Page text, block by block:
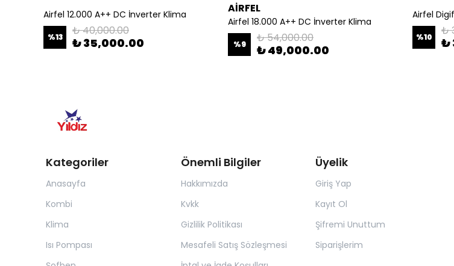
Airfel 12.000 A++ DC İnverter Klima
%13 ₺ 40,000.00
₺ 35,000.00
AİRFEL
Airfel 18.000 A++ DC İnverter Klima
%9 ₺ 54,000.00
₺ 49,000.00
%10 ₺
₺
Kategoriler
Anasayfa
Kombi
Klima
Isı Pompası
Önemli Bilgiler
Hakkımızda
Kvkk
Gizlilik Politikası
Mesafeli Satış Sözleşmesi
Üyelik
Giriş Yap
Kayıt Ol
Şifremi Unuttum
Siparişlerim